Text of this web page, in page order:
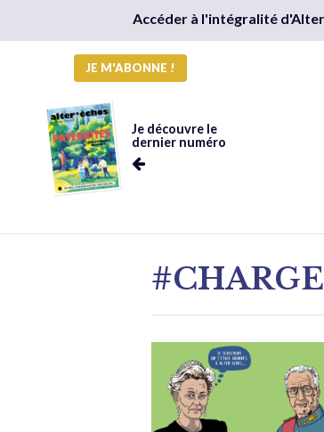
Accéder à l'intégralité
JE M'ABONNE !
Je découvre le
dernier numéro